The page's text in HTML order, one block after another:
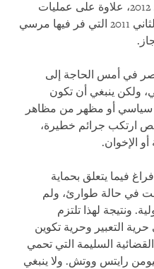
الاتحادية في ديسمبر/كانون الأول 2012، علاوة على عمليات
اقتحام السجون في يناير/كانون الثاني 2011 التي فر فيها مرسي
في أمس الحاجة إلى
ولكن ينبغي أن تكون
سياسي أو مظهر من مظاهر
ارتكب جرائم خطيرة،
الإخوان.
فيما يتعلق بحماية
في حالة طوارئ، ولم
ونتيجة لهذا تلتزم
التعبير وحرية تكوين
السليمة التي تحمي
رايتس ووتش. ولا ينبغي